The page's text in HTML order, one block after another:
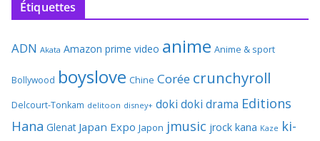
Étiquettes
ADN Akata Amazon prime video anime Anime & sport
Bollywood boyslove Chine Corée crunchyroll
Delcourt-Tonkam delitoon disney+ doki doki drama Editions
Hana Glenat Japan Expo Japon jmusic jrock kana Kaze ki-